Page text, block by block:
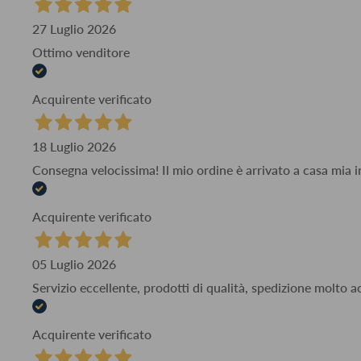
27 Luglio 2026
Ottimo venditore
Acquirente verificato
18 Luglio 2026
Consegna velocissima! Il mio ordine è arrivato a casa mia
Acquirente verificato
05 Luglio 2026
Servizio eccellente, prodotti di qualità, spedizione molto
Acquirente verificato